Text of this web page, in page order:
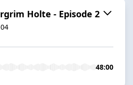
Holte - Episode 2
48:00